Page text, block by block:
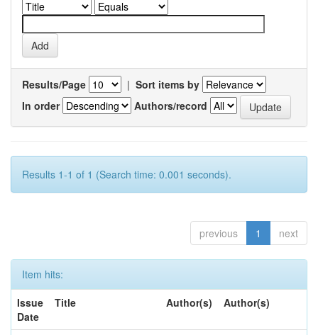
Results/Page | Sort items by
In order
Authors/record
Results 1-1 of 1 (Search time: 0.001 seconds).
previous 1 next
Item hits:
Issue
Date
Title Author(s) Author(s)